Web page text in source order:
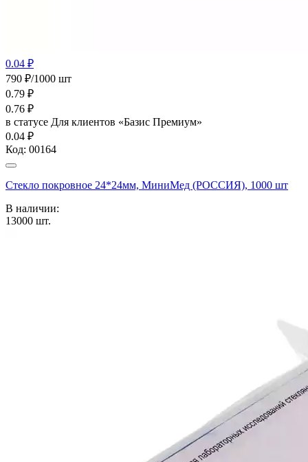
0.04 ₽
790 ₽/1000 шт
0.79 ₽
0.76 ₽
в статусе Для клиентов «Базис Премиум»
0.04 ₽
Код: 00164
Стекло покровное 24*24мм, МиниМед (РОССИЯ), 1000 шт
В наличии:
13000 шт.